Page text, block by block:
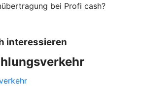
bei Profi cash?
interessieren